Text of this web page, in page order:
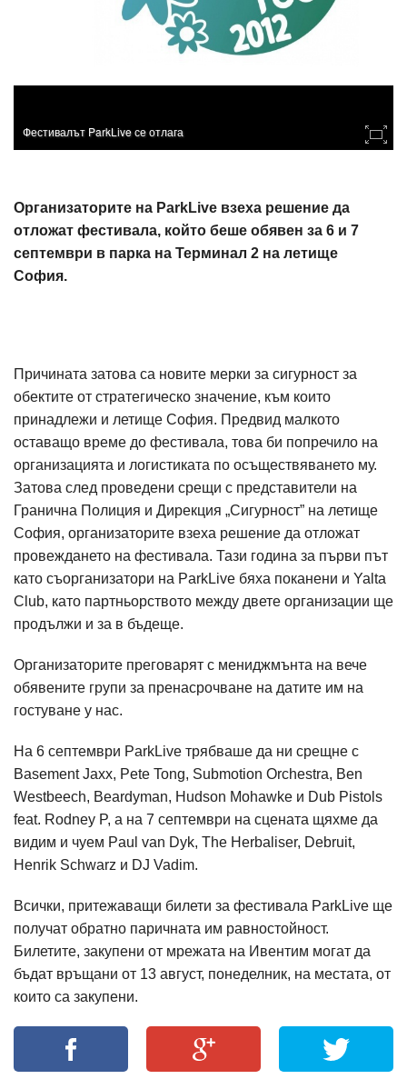
Фестивалът ParkLive се отлага
Организаторите на ParkLive взеха решение да
отложат фестивала, който беше обявен за 6 и 7
септември в парка на Терминал 2 на летище
София.
Причината затова са новите мерки за сигурност за
обектите от стратегическо значение, към които
принадлежи и летище София. Предвид малкото
оставащо време до фестивала, това би попречило на
организацията и логистиката по осъществяването му.
Затова след проведени срещи с представители на
Гранична Полиция и Дирекция „Сигурност” на летище
София, организаторите взеха решение да отложат
провеждането на фестивала. Тази година за първи път
като съорганизатори на ParkLive бяха поканени и Yalta
Club, като партньорството между двете организации ще
продължи и за в бъдеще.
Организаторите преговарят с мениджмънта на вече
обявените групи за пренасрочване на датите им на
гостуване у нас.
На 6 септември ParkLive трябваше да ни срещне с
Basement Jaxx, Pete Tong, Submotion Orchestra, Ben
Westbeech, Beardyman, Hudson Mohawke и Dub Pistols
feat. Rodney P, а на 7 септември на сцената щяхме да
видим и чуем Paul van Dyk, The Herbaliser, Debruit,
Henrik Schwarz и DJ Vadim.
Всички, притежаващи билети за фестивала ParkLive ще
получат обратно паричната им равностойност.
Билетите, закупени от мрежата на Ивентим могат да
бъдат връщани от 13 август, понеделник, на местата, от
които са закупени.